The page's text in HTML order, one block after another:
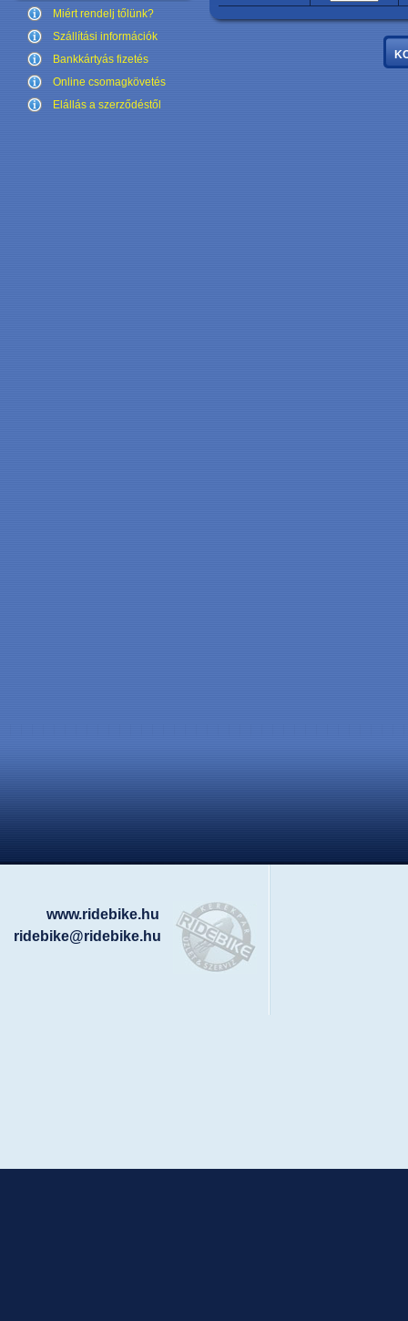
Miért rendelj tőlünk?
Szállítási információk
Bankkártyás fizetés
Online csomagkövetés
Elállás a szerződéstől
www.ridebike.hu
ridebike@ridebike.hu